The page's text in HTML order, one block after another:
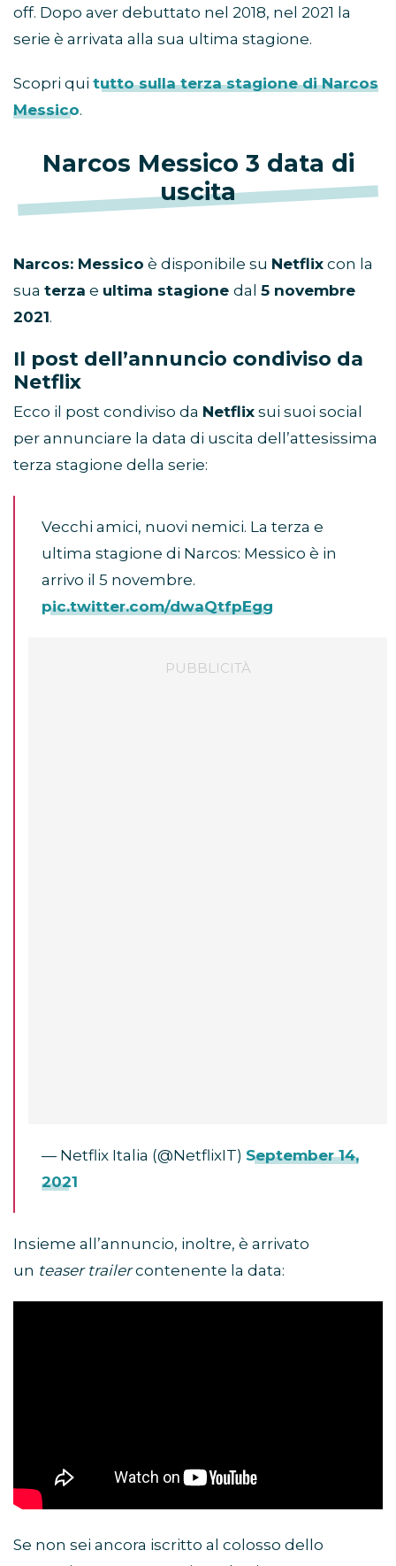
off. Dopo aver debuttato nel 2018, nel 2021 la
serie è arrivata alla sua ultima stagione.
Scopri qui tutto sulla terza stagione di Narcos
Messico.
Narcos Messico 3 data di
uscita
Narcos: Messico è disponibile su Netflix con la
sua terza e ultima stagione dal 5 novembre
2021.
Il post dell’annuncio condiviso da
Netflix
Ecco il post condiviso da Netflix sui suoi social
per annunciare la data di uscita dell’attesissima
terza stagione della serie:
Vecchi amici, nuovi nemici. La terza e
ultima stagione di Narcos: Messico è in
arrivo il 5 novembre.
pic.twitter.com/dwaQtfpEgg
— Netflix Italia (@NetflixIT) September 14,
2021
Insieme all’annuncio, inoltre, è arrivato
un teaser trailercontenente la data:
Se non sei ancora iscritto al colosso dello